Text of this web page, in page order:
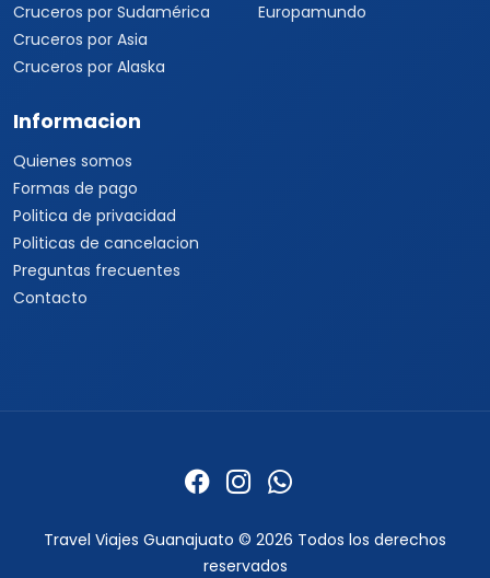
Cruceros por Sudamérica
Cruceros por Asia
Cruceros por Alaska
Europamundo
Informacion
Quienes somos
Formas de pago
Politica de privacidad
Politicas de cancelacion
Preguntas frecuentes
Contacto
Travel Viajes Guanajuato © 2026 Todos los derechos
reservados